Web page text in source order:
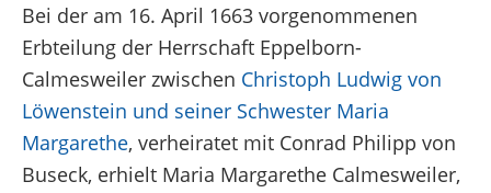
Bei der am 16. April 1663 vorgenommenen
Erbteilung der Herrschaft Eppelborn-
Calmesweiler zwischen Christoph Ludwig von
Löwenstein und seiner Schwester Maria
Margarethe, verheiratet mit Conrad Philipp von
Buseck, erhielt Maria Margarethe Calmesweiler,